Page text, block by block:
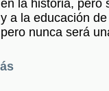
en la historia, pero
y a la educación
pero nunca será